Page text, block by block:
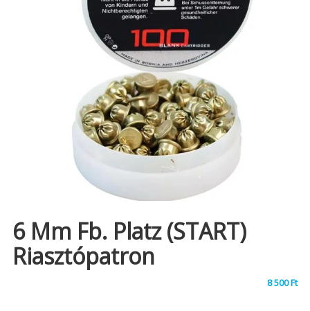
6 Mm Fb. Platz (START)
Riasztópatron
8 500Ft